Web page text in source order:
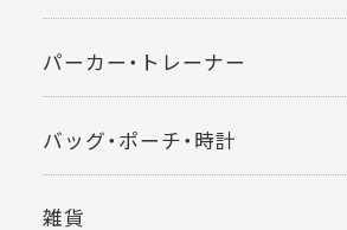
パーカー・トレーナー
バッグ・ポーチ・時計
雑貨